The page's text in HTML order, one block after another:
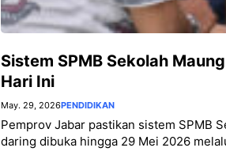
Sistem SPMB Sekolah
Hari Ini
May. 29, 2026PENDIDIKAN
Pemprov Jabar pastikan sistem SPMB
daring dibuka hingga 29 Mei 2026